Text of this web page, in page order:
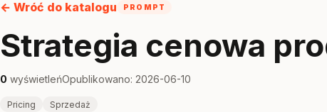
← Wróć do katalogu PROMPT
Strategia cenowa
0 wyświetleńOpublikowano: 2026-06-10
Pricing Sprzedaż